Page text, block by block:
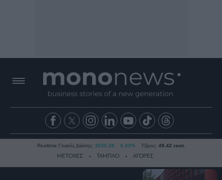
Realtime Γενικός Δείκτης: 2635.28 0.43% Τζίρος: 49.42 εκατ.
ΜΕΤΟΧΕΣ ΤΑΜΠΛΟ ΑΓΟΡΕΣ